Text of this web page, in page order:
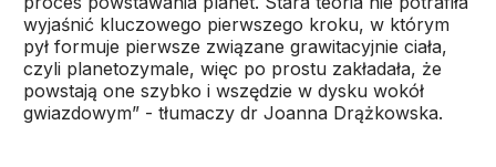
wyjaśnić kluczowego pierwszego kroku, w którym
pył formuje pierwsze związane grawitacyjnie ciała,
czyli planetozymale, więc po prostu zakładała, że
powstają one szybko i wszędzie w dysku wokół
gwiazdowym” - tłumaczy dr Joanna Drążkowska.